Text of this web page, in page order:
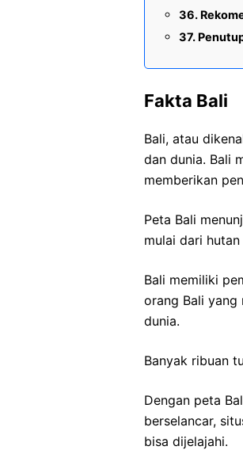
Fakta Bali
Bali, atau
dan dunia. Bali
memberikan
Peta Bali
mulai dari
Bali memiliki
orang Bali yang
dunia.
Banyak ribuan
Dengan peta
berselancar,
bisa dijelajahi.